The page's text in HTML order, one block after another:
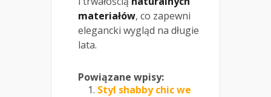
materiałów, co zapewni
elegancki wygląd na długie
lata.
Powiązane wpisy:
Styl shabby chic we